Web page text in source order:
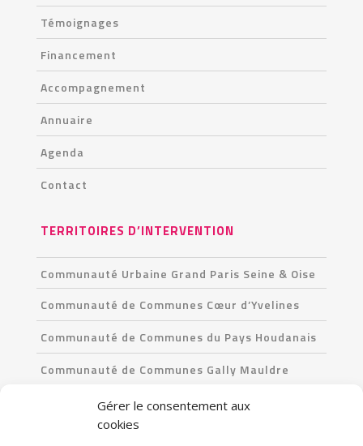
Gérer le consentement aux
cookies
Témoignages
Financement
Accompagnement
Annuaire
Agenda
Contact
TERRITOIRES D’INTERVENTION
Communauté Urbaine Grand Paris Seine & Oise
Communauté de Communes Cœur d’Yvelines
Communauté de Communes du Pays Houdanais
Communauté de Communes Gally Mauldre
Communauté de Communes Les Portes de l’Île-